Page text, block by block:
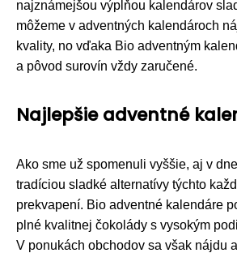
najznámejšou výplňou kalendárov
môžeme v adventných kalendároch
kvality, no vďaka Bio adventným
a pôvod surovín vždy zaručené.
Najlepšie adventné
Ako sme už spomenuli vyššie, aj v
tradíciou sladké alternatívy týchto
prekvapení. Bio adventné kalendáre
plné kvalitnej čokolády s vysokým
V ponukách obchodov sa však nájdu